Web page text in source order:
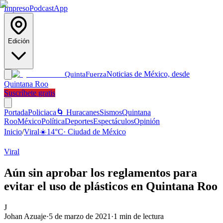
ImpresoPodcastApp
Edición
QuintaFuerzaNoticias de México, desde
Quintana Roo
Suscríbete gratis
PortadaPoliciaca 🌀 HuracanesSismosQuintana
RooMéxicoPolíticaDeportesEspectáculosOpinión
Inicio/Viral☀️14°C· Ciudad de México
Viral
Aún sin aprobar los reglamentos para
evitar el uso de plásticos en Quintana Roo
J
Johan Azuaje·5 de marzo de 2021 ·1 min de lectura